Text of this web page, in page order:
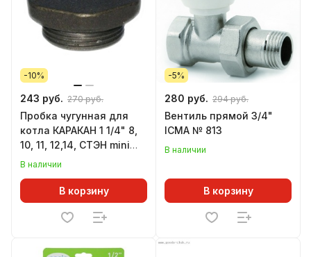
-10%
243 руб. 270 руб.
Пробка чугунная для
котла КАРАКАН 1 1/4" 8,
10, 11, 12,14, СТЭН mini
глухая
В наличии
В корзину
-5%
280 руб. 294 руб.
Вентиль прямой 3/4"
ICMA № 813
В наличии
В корзину